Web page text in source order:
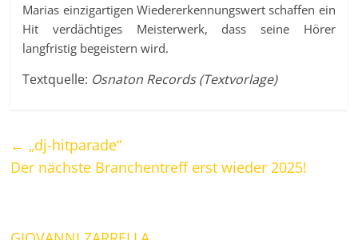
Marias einzigartigen Wiedererkennungswert schaffen ein
Hit verdächtiges Meisterwerk, dass seine Hörer
langfristig begeistern wird.
Textquelle: Osnaton Records (Textvorlage)
← „dj-hitparade“
Der nächste Branchentreff erst wieder 2025!